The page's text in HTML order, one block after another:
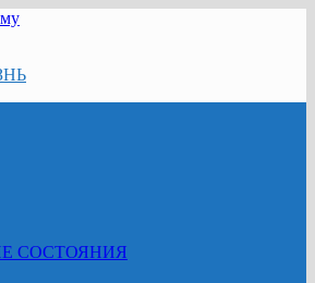
СОСТОЯНИЯ